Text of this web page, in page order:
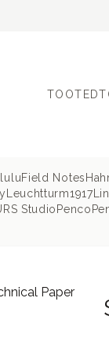
TOOTED
Field Notes
Leuchtturm1917
Studio Penco
Paper